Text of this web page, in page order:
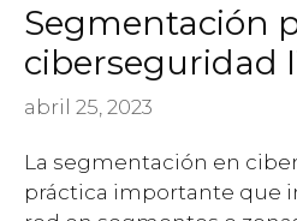
Segmentación
ciberseguridad
abril 25, 2023
La segmentación en
práctica importante que